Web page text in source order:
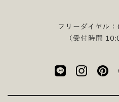
フリーダイヤル：
（受付時間